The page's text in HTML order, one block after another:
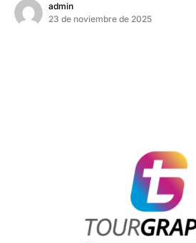
admin
23 de noviembre de 2025